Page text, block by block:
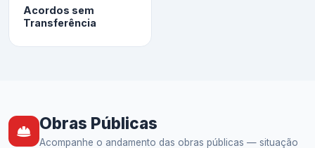
Acordos sem
Transferência
Obras Públicas
Acompanhe o andamento das obras públicas — situação